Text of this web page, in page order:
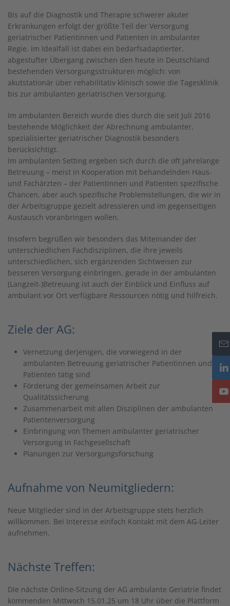
Bis auf die Diagnostik und Therapie schwerer akuter
Erkrankungen erfolgt der größte Teil der Versorgung
geriatrischer Patientinnen und Patienten in ambulanter
Regie. Im Idealfall ist dabei ein bedarfsadaptierter,
abgestufter Übergang zwischen den heute in Deutschland
bestehenden Versorgungsstrukturen möglich: von
akutstationär über rehabilitativ klinisch sowie die Tagesklinik
bis zur ambulanten geriatrischen Versorgung.
Im ambulanten Bereich wurde dies durch die seit Juli 2016
bestehende Möglichkeit der Abrechnung ambulanter,
spezialisierter geriatrischer Diagnostik besonders
berücksichtigt.
Im ambulanten Setting ergeben sich durch die oft jahrelange
Betreuung – meist in Kooperation mit behandelnden Haus-
und Fachärzten – der Patientinnen und Patienten spezifische
Chancen, aber auch spezifische Problemstellungen, die wir in
der Arbeitsgruppe gezielt adressieren und im gegenseitigen
Austausch voranbringen wollen.
Insofern begrüßen wir besonders das Miteinander der
unterschiedlichen Fachdisziplinen, die ihre jeweils
unterschiedlichen, sich ergänzenden Sichtweisen zur
besseren Versorgung einbringen, gerade in der ambulanten
(Langzeit-)Betreuung ist auch der Einblick und Einfluss auf
ambulant vor Ort verfügbare Ressourcen nötig und hilfreich.
Ziele der AG:
Vernetzung derjenigen, die vorwiegend in der
ambulanten Betreuung geriatrischer Patientinnen und
Patienten tätig sind
Förderung der gemeinsamen Arbeit zur
Qualitätssicherung
Zusammenarbeit mit allen Disziplinen der ambulanten
Patientenversorgung
Einbringung von Themen ambulanter geriatrischer
Versorgung in Fachgesellschaft
Planungen zur Versorgungsforschung
Aufnahme von Neumitgliedern:
Neue Mitglieder sind in der Arbeitsgruppe stets herzlich
willkommen. Bei Interesse einfach Kontakt mit dem AG-Leiter
aufnehmen.
Nächste Treffen:
Die nächste Online-Sitzung der AG ambulante Geriatrie findet
kommenden Mittwoch 15.01.25 um 18 Uhr über die Plattform